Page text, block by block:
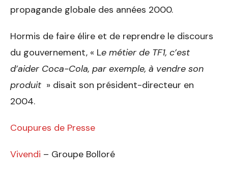
propagande globale des années 2000.
Hormis de faire élire et de reprendre le discours
du gouvernement, « Le métier de TF1, c’est
d’aider Coca-Cola, par exemple, à vendre son
produit » disait son président-directeur en
2004.
Coupures de Presse
Vivendi – Groupe Bolloré